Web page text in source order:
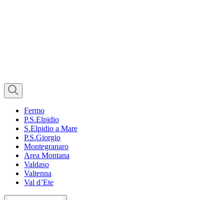
Fermo
P.S.Elpidio
S.Elpidio a Mare
P.S.Giorgio
Montegranaro
Area Montana
Valdaso
Valtenna
Val d’Ete